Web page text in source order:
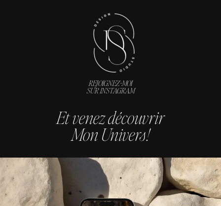
REJOIGNEZ-MOI
SUR INSTAGRAM
Et venez découvrir
Mon Univers !